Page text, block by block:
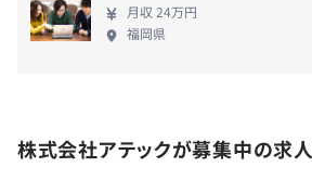
月収 24万円
福岡県
株式会社アテックが募集中の求人